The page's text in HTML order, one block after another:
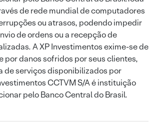
de rede mundial de computadores
ou atrasos, podendo impedir
de ordens ou a recepção de
A XP Investimentos exime-se de
por danos sofridos por seus clientes,
de serviços disponibilizados por
CCTVM S/A é instituição
pelo Banco Central do Brasil.